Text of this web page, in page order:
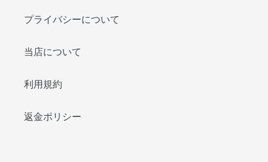
プライバシーについて
当店について
利用規約
返金ポリシー